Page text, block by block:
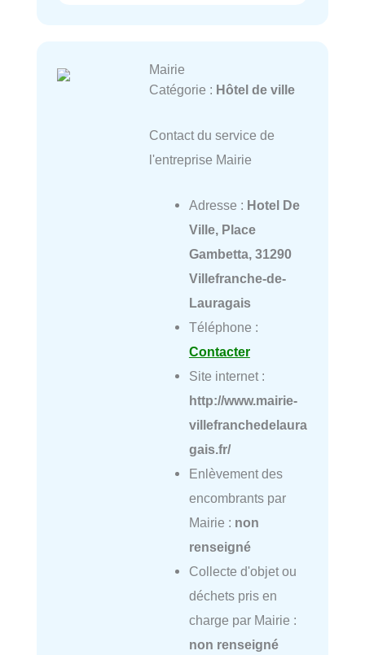
Mairie
Catégorie : Hôtel de ville
Contact du service de
l'entreprise Mairie
Adresse : Hotel De
Ville, Place
Gambetta, 31290
Villefranche-de-
Lauragais
Téléphone :
Contacter
Site internet :
http://www.mairie-
villefranchedelaura
gais.fr/
Enlèvement des
encombrants par
Mairie : non
renseigné
Collecte d'objet ou
déchets pris en
charge par Mairie :
non renseigné